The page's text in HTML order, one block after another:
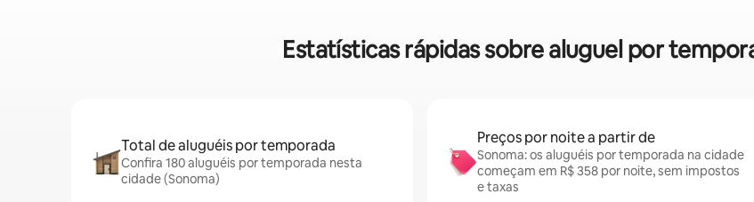
Estatísticas rápidas sobre aluguel por
Total de aluguéis por temporada
Confira 180 aluguéis por temporada nesta
cidade (Sonoma)
Preços por noite a partir de
Sonoma: os aluguéis por temporada na cidade
começam em R$ 358 por noite, sem impostos
e taxas